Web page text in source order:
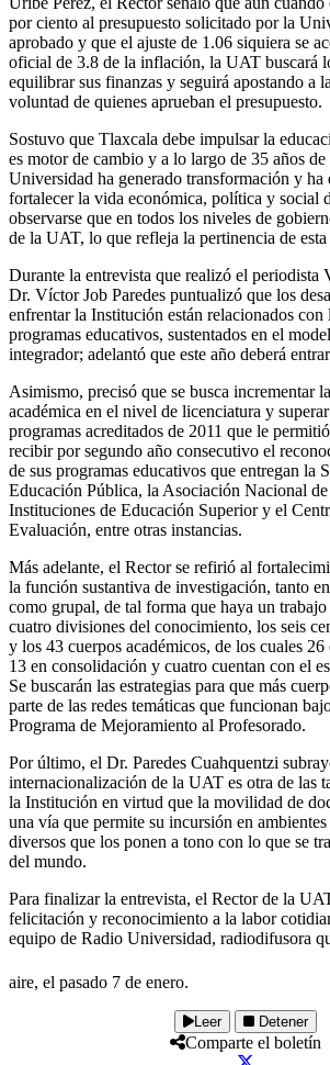
por ciento al presupuesto solicitado por la
aprobado y que el ajuste de 1.06 siquiera se
oficial de 3.8 de la inflación, la UAT buscará
equilibrar sus finanzas y seguirá apostando a
voluntad de quienes aprueban el presupuesto.
Sostuvo que Tlaxcala debe impulsar la
es motor de cambio y a lo largo de 35 años
Universidad ha generado transformación y ha
fortalecer la vida económica, política y social
observarse que en todos los niveles de
de la UAT, lo que refleja la pertinencia de esta
Durante la entrevista que realizó el periodista
Dr. Víctor Job Paredes puntualizó que los
enfrentar la Institución están relacionados
programas educativos, sustentados en el
integrador; adelantó que este año deberá
Asimismo, precisó que se busca incrementar
académica en el nivel de licenciatura y
programas acreditados de 2011 que le
recibir por segundo año consecutivo el
de sus programas educativos que entregan la
Educación Pública, la Asociación Nacional
Instituciones de Educación Superior y el
Evaluación, entre otras instancias.
Más adelante, el Rector se refirió al
la función sustantiva de investigación, tanto
como grupal, de tal forma que haya un
cuatro divisiones del conocimiento, los seis
y los 43 cuerpos académicos, de los cuales
13 en consolidación y cuatro cuentan con el
Se buscarán las estrategias para que más
parte de las redes temáticas que funcionan
Programa de Mejoramiento al Profesorado.
Por último, el Dr. Paredes Cuahquentzi
internacionalización de la UAT es otra de las
la Institución en virtud que la movilidad de
una vía que permite su incursión en
diversos que los ponen a tono con lo que se
del mundo.
Para finalizar la entrevista, el Rector de la
felicitación y reconocimiento a la labor
equipo de Radio Universidad, radiodifusora
aire, el pasado 7 de enero.
Leer Detener
Comparte el boletín